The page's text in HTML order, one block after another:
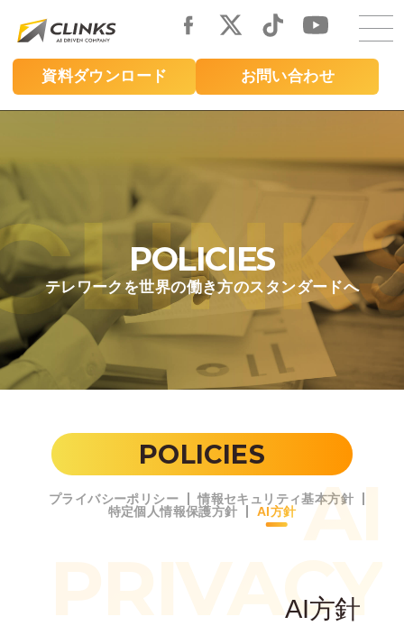
main
content
資料ダウンロード お問い合わせ
POLICIES
テレワークを世界の働き方のスタンダードへ
POLICIES
プライバシーポリシー
情報セキュリティ基本方針
特定個人情報保護方針
AI方針
AI方針
AI
PRIVACY